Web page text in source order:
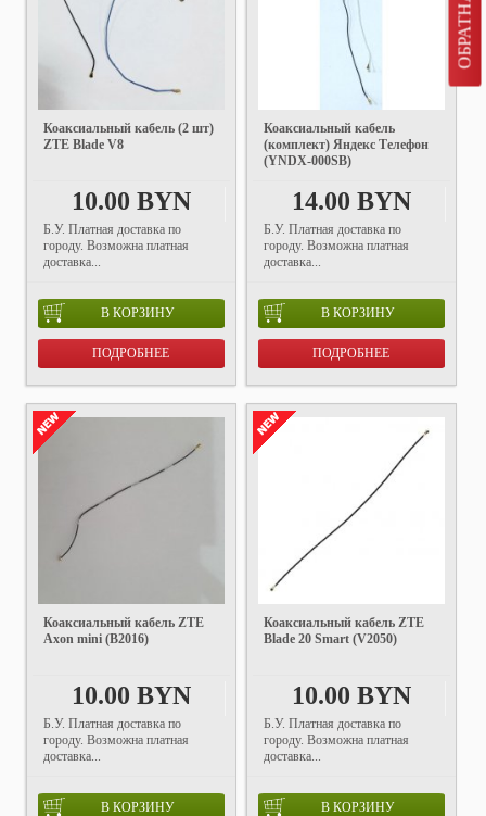
Коаксиальный кабель (2 шт)
ZTE Blade V8
10.00 BYN
Б.У. Платная доставка по
городу. Возможна платная
доставка...
В КОРЗИНУ
ПОДРОБНЕЕ
Коаксиальный кабель
(комплект) Яндекс Телефон
(YNDX-000SB)
14.00 BYN
Б.У. Платная доставка по
городу. Возможна платная
доставка...
В КОРЗИНУ
ПОДРОБНЕЕ
Коаксиальный кабель ZTE
Axon mini (B2016)
10.00 BYN
Б.У. Платная доставка по
городу. Возможна платная
доставка...
В КОРЗИНУ
Коаксиальный кабель ZTE
Blade 20 Smart (V2050)
10.00 BYN
Б.У. Платная доставка по
городу. Возможна платная
доставка...
В КОРЗИНУ